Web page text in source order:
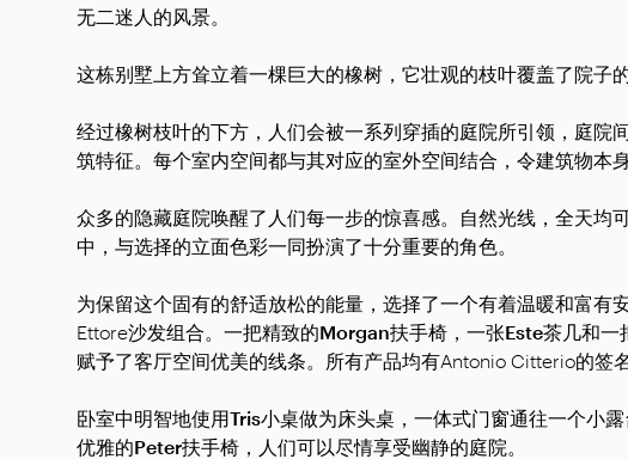
无二迷人的风景。
这栋别墅上方耸立着一棵巨大的橡树，它壮观的枝叶覆盖了院子
经过橡树枝叶的下方，人们会被一系列穿插的庭院所引领，庭院
筑特征。每个室内空间都与其对应的室外空间结合，令建筑物本
众多的隐藏庭院唤醒了人们每一步的惊喜感。自然光线，全天均
中，与选择的立面色彩一同扮演了十分重要的角色。
为保留这个固有的舒适放松的能量，选择了一个有着温暖和富有
Ettore沙发组合。一把精致的Morgan扶手椅 ，一张Este茶几和一
赋予了客厅空间优美的线条。所有产品均有Antonio Citterio的签名
卧室中明智地使用Tris小桌做为床头桌，一体式门窗通往一个小
优雅的Peter扶手椅 ，人们可以尽情享受幽静的庭院。